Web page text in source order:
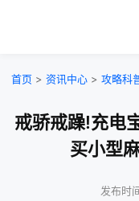
首页 > 资讯中心 > 攻略科
戒骄戒躁!充电
买小型
发布时